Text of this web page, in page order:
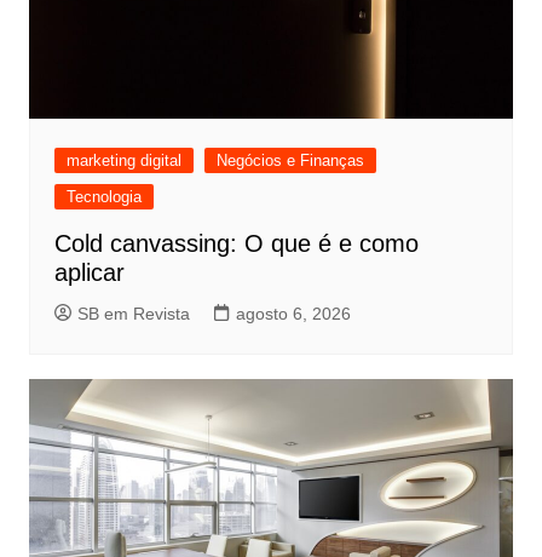
marketing digital
Negócios e Finanças
Tecnologia
Cold canvassing: O que é e como
aplicar
SB em Revista agosto 6, 2026